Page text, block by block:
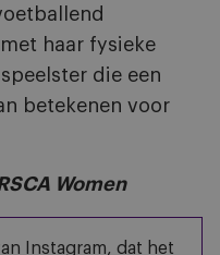
haar fysieke
die een
betekenen voor
Women
Instagram, dat het